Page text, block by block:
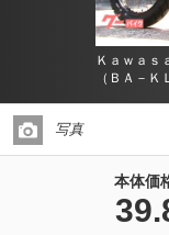
Ｋａｗａｓ
（ＢＡ－Ｋ
写真
本体価